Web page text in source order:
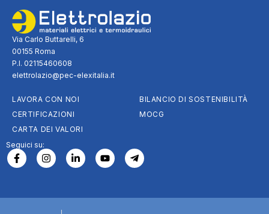
Via Carlo Buttarelli, 6
00155 Roma
P.I. 02115460608
elettrolazio@pec-elexitalia.it
LAVORA CON NOI
CERTIFICAZIONI
CARTA DEI VALORI
BILANCIO DI SOSTENIBILITÀ
MOCG
Seguici su: